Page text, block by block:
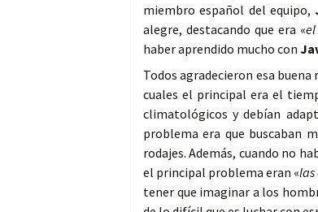
miembro español del equipo,
alegre, destacando que era «
haber aprendido mucho con
Todos agradecieron esa
cuales el principal era el
climatológicos y debían
problema era que buscaban
rodajes. Además, cuando no
el principal problema eran «las
tener que imaginar a los